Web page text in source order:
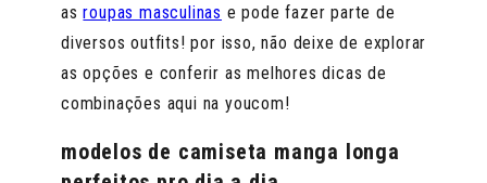
asroupas masculinas e pode fazer parte de
diversos outfits! por isso, não deixe de explorar
as opções e conferir as melhores dicas de
combinações aqui na youcom!
modelos de camiseta manga longa